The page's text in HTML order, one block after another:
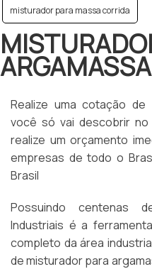
misturador para massa corrida
ARGAMASSA
Realize uma cotação de
você só vai descobrir no
realize um orçamento
empresas de todo o
Brasil
Possuindo centenas
Industriais é a
completo da área
de misturador para